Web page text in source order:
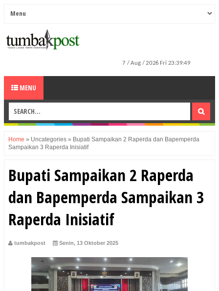
MENU
Home » Uncategories » Bupati Sampaikan 2 Raperda dan Bapemperda
Sampaikan 3 Raperda Inisiatif
Bupati Sampaikan 2 Raperda
dan Bapemperda Sampaikan 3
Raperda Inisiatif
tumbakpost Senin, 13 Oktober 2025